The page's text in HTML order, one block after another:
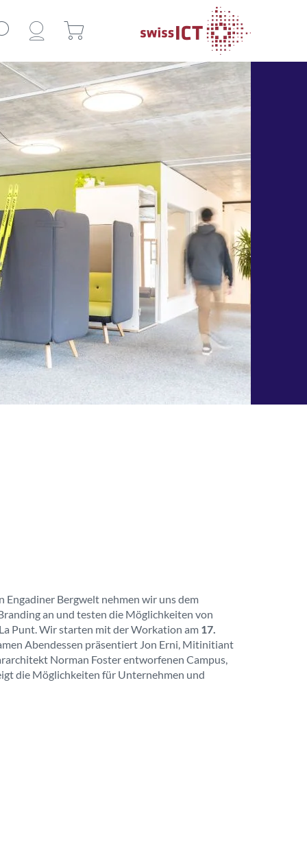
Bergwelt nehmen wir uns dem
an und testen die Möglichkeiten von
Punt. Wir starten mit der Workation am 17.
Abendessen präsentiert Jon Erni, Mitinitiant
Norman Foster entworfenen Campus,
die Möglichkeiten für Unternehmen und